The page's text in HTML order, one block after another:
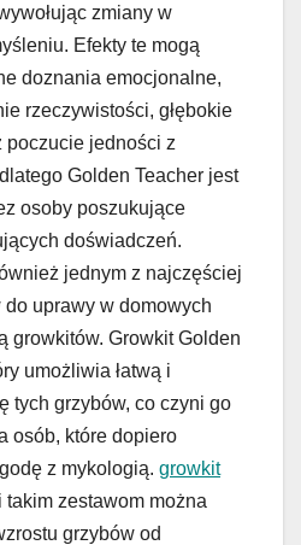
zmiany w
Efekty te mogą
doznania emocjonalne,
rzeczywistości, głębokie
jedności z
Golden Teacher jest
osoby poszukujące
doświadczeń.
jednym z najczęściej
uprawy w domowych
growkitów. Growkit Golden
umożliwia łatwą i
tych grzybów, co czyni go
osób, które dopiero
z mykologią. growkit
takim zestawom można
grzybów od